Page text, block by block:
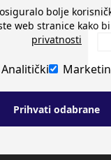
bolje
web stranice kako
privatnosti
Analitički
Prihvati odabrane